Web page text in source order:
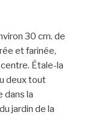
30 cm. de
et farinée,
Étale-la
deux tout
dans la
jardin de la